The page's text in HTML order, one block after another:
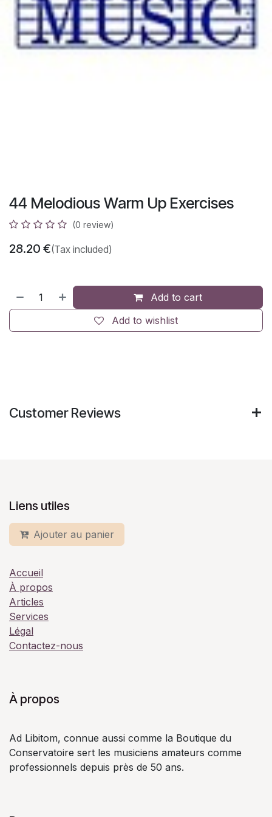
44 Melodious Warm Up Exercises
(0 review)
28.20 €(Tax included)
Add to cart
Add to wishlist
Customer Reviews
Liens utiles
Ajouter au panier
Accueil
À propos
Articles
Services
Légal
Contactez-nous
À propos
Ad Libitom, connue aussi comme la Boutique du
Conservatoire sert les musiciens amateurs comme
professionnels depuis près de 50 ans.